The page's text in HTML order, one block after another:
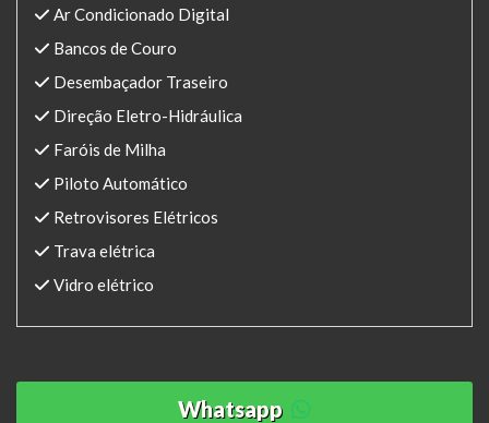
Ar Condicionado Digital
Bancos de Couro
Desembaçador Traseiro
Direção Eletro-Hidráulica
Faróis de Milha
Piloto Automático
Retrovisores Elétricos
Trava elétrica
Vidro elétrico
Whatsapp